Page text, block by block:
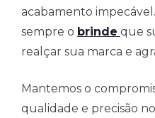
acabamento
sempre o brinde que
realçar sua marca e
Mantemos o
qualidade e precisão